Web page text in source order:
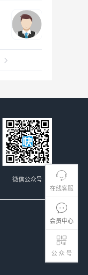
在线客服
会员中心
公 众 号
微信公众号